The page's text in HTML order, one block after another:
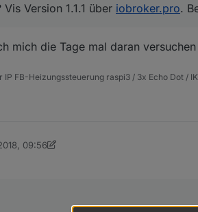
Version 1.1.1 über iobroker.pro.
mich die Tage mal daran versuchen
FB-Heizungssteuerung raspi3 / 3x Echo Dot /
09:56
Cee